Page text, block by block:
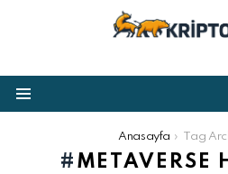
Anasayfa Tag Archives:
METAVERSE